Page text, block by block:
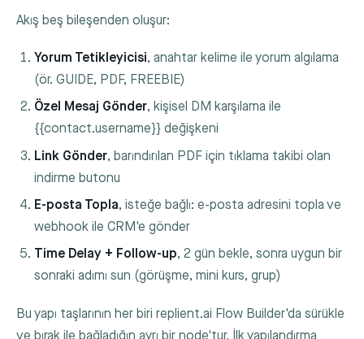
Akış beş bileşenden oluşur:
Yorum Tetikleyicisi, anahtar kelime ile yorum algılama
(ör.GUIDE, PDF, FREEBIE)
Özel Mesaj Gönder, kişisel DM karşılama ile
{{contact.username}} değişkeni
Link Gönder, barındırılan PDF için tıklama takibi olan
indirme butonu
E-posta Topla, isteğe bağlı: e-posta adresini topla ve
webhook ile CRM'e gönder
Time Delay + Follow-up, 2 gün bekle, sonra uygun bir
sonraki adımı sun (görüşme, mini kurs, grup)
Bu yapı taşlarının her biri replient.ai Flow Builder'da sürükle
ve bırak ile bağladığın ayrı bir node'tur. İlk yapılandırma